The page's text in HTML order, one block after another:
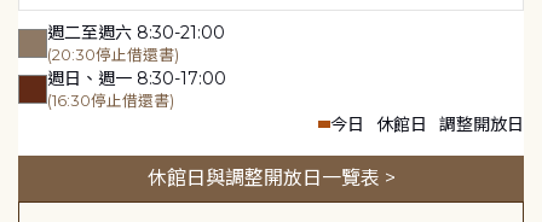
週二至週六 8:30-21:00
(20:30停止借還書)
週日、週一 8:30-17:00
(16:30停止借還書)
今日 休館日 調整開放日
休館日與調整開放日一覽表 >